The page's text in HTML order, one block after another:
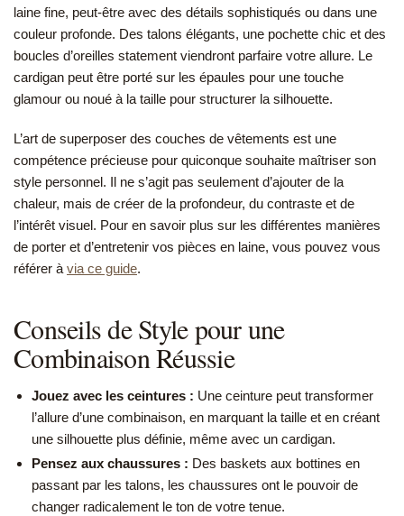
laine fine, peut-être avec des détails sophistiqués ou dans une
couleur profonde. Des talons élégants, une pochette chic et des
boucles d’oreilles statement viendront parfaire votre allure. Le
cardigan peut être porté sur les épaules pour une touche
glamour ou noué à la taille pour structurer la silhouette.
L’art de superposer des couches de vêtements est une
compétence précieuse pour quiconque souhaite maîtriser son
style personnel. Il ne s’agit pas seulement d’ajouter de la
chaleur, mais de créer de la profondeur, du contraste et de
l’intérêt visuel. Pour en savoir plus sur les différentes manières
de porter et d’entretenir vos pièces en laine, vous pouvez vous
référer à via ce guide.
Conseils de Style pour une
Combinaison Réussie
Jouez avec les ceintures : Une ceinture peut transformer
l’allure d’une combinaison, en marquant la taille et en créant
une silhouette plus définie, même avec un cardigan.
Pensez aux chaussures : Des baskets aux bottines en
passant par les talons, les chaussures ont le pouvoir de
changer radicalement le ton de votre tenue.